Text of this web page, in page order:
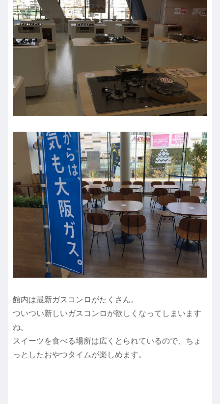
館内は最新ガスコンロがたくさん。
ついつい新しいガスコンロが欲しくなってしまいます
ね。
スイーツを食べる場所は広くとられているので、ちょ
っとしたおやつタイムが楽しめます。